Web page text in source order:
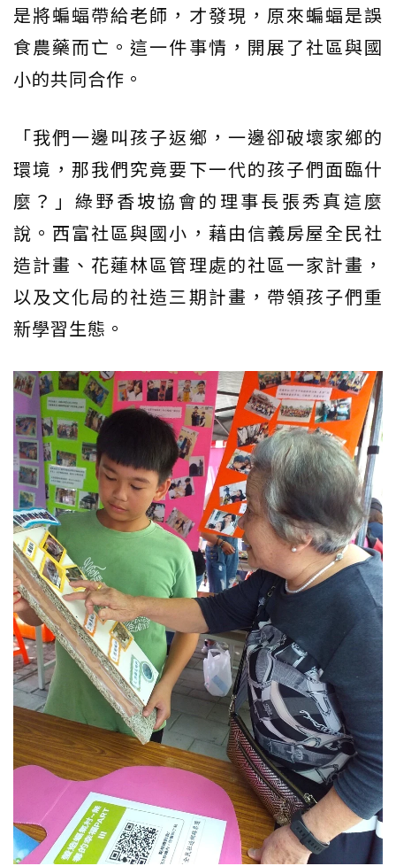
是將蝙蝠帶給老師，才發現，原來蝙蝠是誤
食農藥而亡。這一件事情，開展了社區與國
小的共同合作。
「我們一邊叫孩子返鄉，一邊卻破壞家鄉的
環境，那我們究竟要下一代的孩子們面臨什
麼？」綠野香坡協會的理事長張秀真這麼
說。西富社區與國小，藉由信義房屋全民社
造計畫、花蓮林區管理處的社區一家計畫，
以及文化局的社造三期計畫，帶領孩子們重
新學習生態。